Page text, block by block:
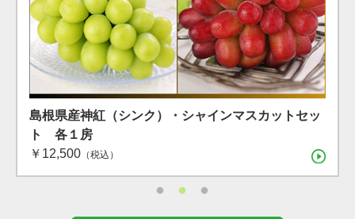
島根県産 シャインマスカット １房（600g）（7月下
旬〜8月上旬）
（税込）
島根県産神紅（シンク）・シャインマスカットセッ
ト 各１房
￥12,500 （税込）
島根県産 アールスメロン2玉箱
￥4,400（税込）